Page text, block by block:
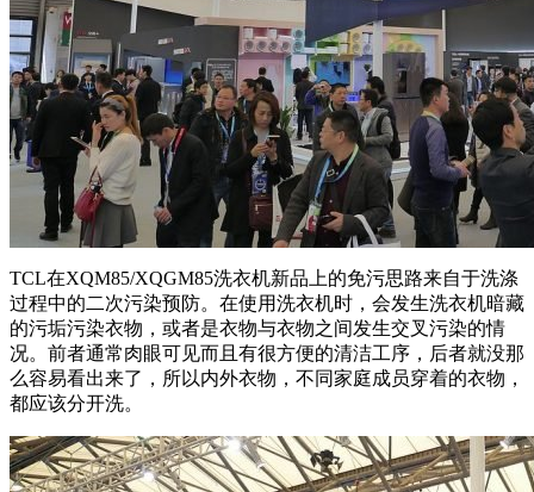
TCL在XQM85/XQGM85洗衣机新品上的免污思路来自于洗涤
过程中的二次污染预防。在使用洗衣机时，会发生洗衣机暗藏
的污垢污染衣物，或者是衣物与衣物之间发生交叉污染的情
况。前者通常肉眼可见而且有很方便的清洁工序，后者就没那
么容易看出来了，所以内外衣物，不同家庭成员穿着的衣物，
都应该分开洗。